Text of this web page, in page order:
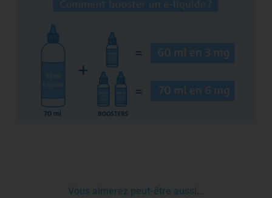
Vous aimerez peut-être aussi…